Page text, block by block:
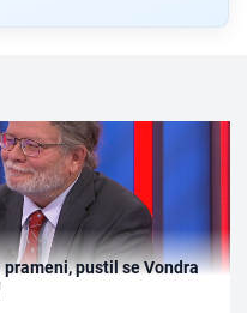
pustil se Vondra